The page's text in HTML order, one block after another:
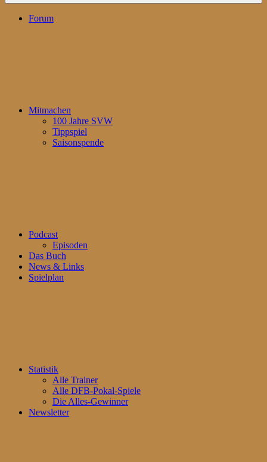
Forum
Mitmachen
100 Jahre SVW
Tippspiel
Saisonspende
Podcast
Episoden
Das Buch
News & Links
Spielplan
Statistik
Alle Trainer
Alle DFB-Pokal-Spiele
Die Alles-Gewinner
Newsletter